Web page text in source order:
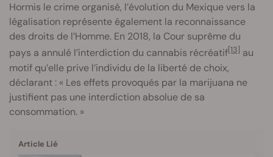
Hormis le crime organisé, l’évolution du Mexique vers la
légalisation représente également la reconnaissance
des droits de l’Homme. En 2018, la Cour suprême du
pays a annulé l’interdiction du cannabis récréatif[13] au
motif qu’elle prive l’individu de la liberté de choix,
déclarant : « Les effets provoqués par la marijuana ne
justifient pas une interdiction absolue de sa
consommation. »
Article Lié